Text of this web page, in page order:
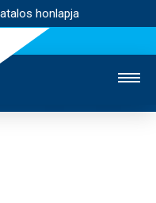
honlapja